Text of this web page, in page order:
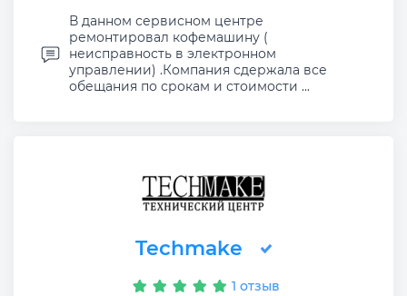
В данном сервисном центре
ремонтировал кофемашину (
неисправность в электронном
управлении) .Компания сдержала все
обещания по срокам и стоимости ...
Techmake
1 отзыв